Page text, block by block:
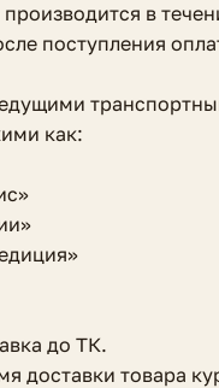
в
поступления
как:
до ТК.
доставки товара